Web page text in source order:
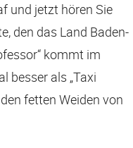
und jetzt hören Sie
den das Land Baden-
kommt im
besser als „Taxi
fetten Weiden von